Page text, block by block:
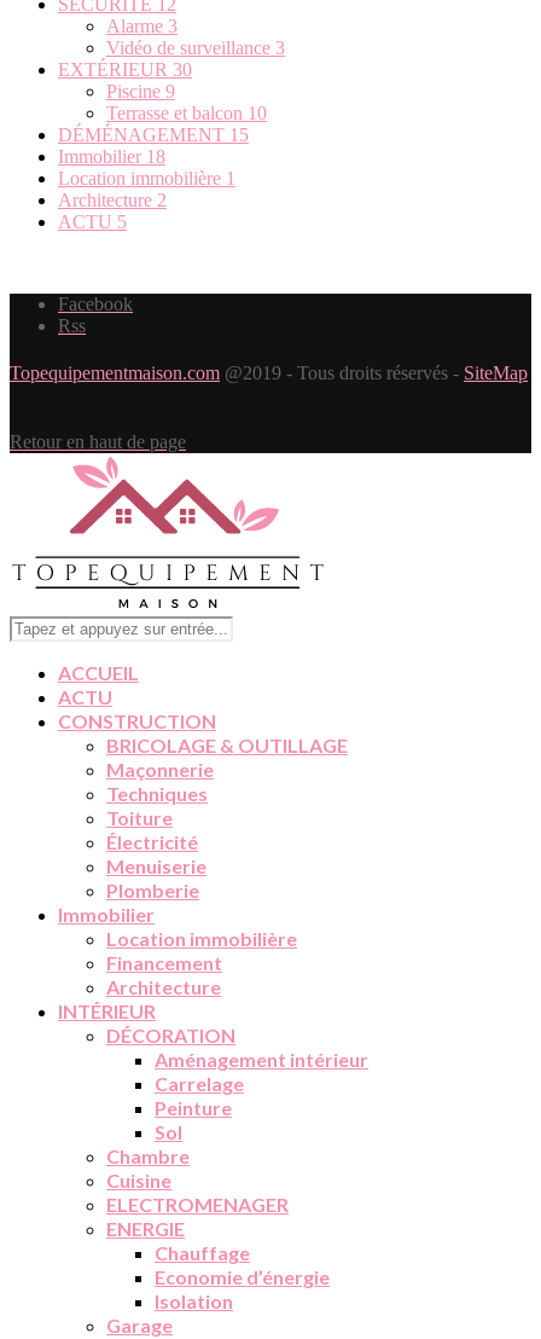
SÉCURITÉ 12
Alarme 3
Vidéo de surveillance 3
EXTÉRIEUR 30
Piscine 9
Terrasse et balcon 10
DÉMÉNAGEMENT 15
Immobilier 18
Location immobilière 1
Architecture 2
ACTU 5
Facebook
Rss
Topequipementmaison.com @2019 - Tous droits réservés - SiteMap
Retour en haut de page
ACCUEIL
ACTU
CONSTRUCTION
BRICOLAGE & OUTILLAGE
Maçonnerie
Techniques
Toiture
Électricité
Menuiserie
Plomberie
Immobilier
Location immobilière
Financement
Architecture
INTÉRIEUR
DÉCORATION
Aménagement intérieur
Carrelage
Peinture
Sol
Chambre
Cuisine
ELECTROMENAGER
ENERGIE
Chauffage
Economie d’énergie
Isolation
Garage